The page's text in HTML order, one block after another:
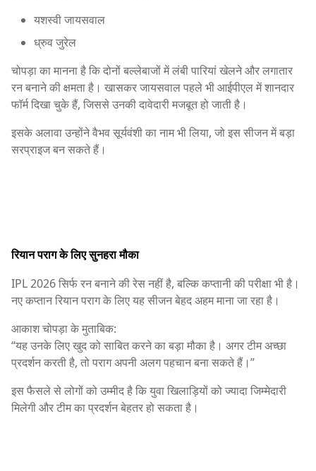
यशस्वी जायसवाल
ध्रुव जुरेल
चोपड़ा का मानना है कि दोनों बल्लेबाजों में लंबी पारियां खेलने और लगातार
रन बनाने की क्षमता है। खासकर जायसवाल पहले भी आईपीएल में शानदार
फॉर्म दिखा चुके हैं, जिससे उनकी दावेदारी मजबूत हो जाती है।
इसके अलावा उन्होंनेवैभव सूर्यवंशीका नाम भी लिया, जो इस सीजन में बड़ा
सरप्राइज बन सकते हैं।
रियान पराग के लिए सुनहरा मौका
IPL 2026 सिर्फ रन बनाने की रेस नहीं है, बल्कि कप्तानी की परीक्षा भी है।
नए कप्तानरियान परागके लिए यह सीजन बेहद अहम माना जा रहा है।
आकाश चोपड़ा के मुताबिक:
“यह उनके लिए खुद को साबित करने का बड़ा मौका है। अगर टीम अच्छा
प्रदर्शन करती है, तो पराग अपनी अलग पहचान बना सकते हैं।”
इस फैसले से लोगों को उम्मीद है कि युवा खिलाड़ियों को ज्यादा जिम्मेदारी
मिलेगी और टीम का प्रदर्शन बेहतर हो सकता है।